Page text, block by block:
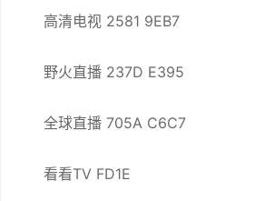
高清电视 2581 9EB7
野火直播 237D E395
全球直播 705A C6C7
看看TV FD1E